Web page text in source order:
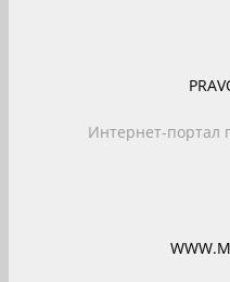
Интернет-портал